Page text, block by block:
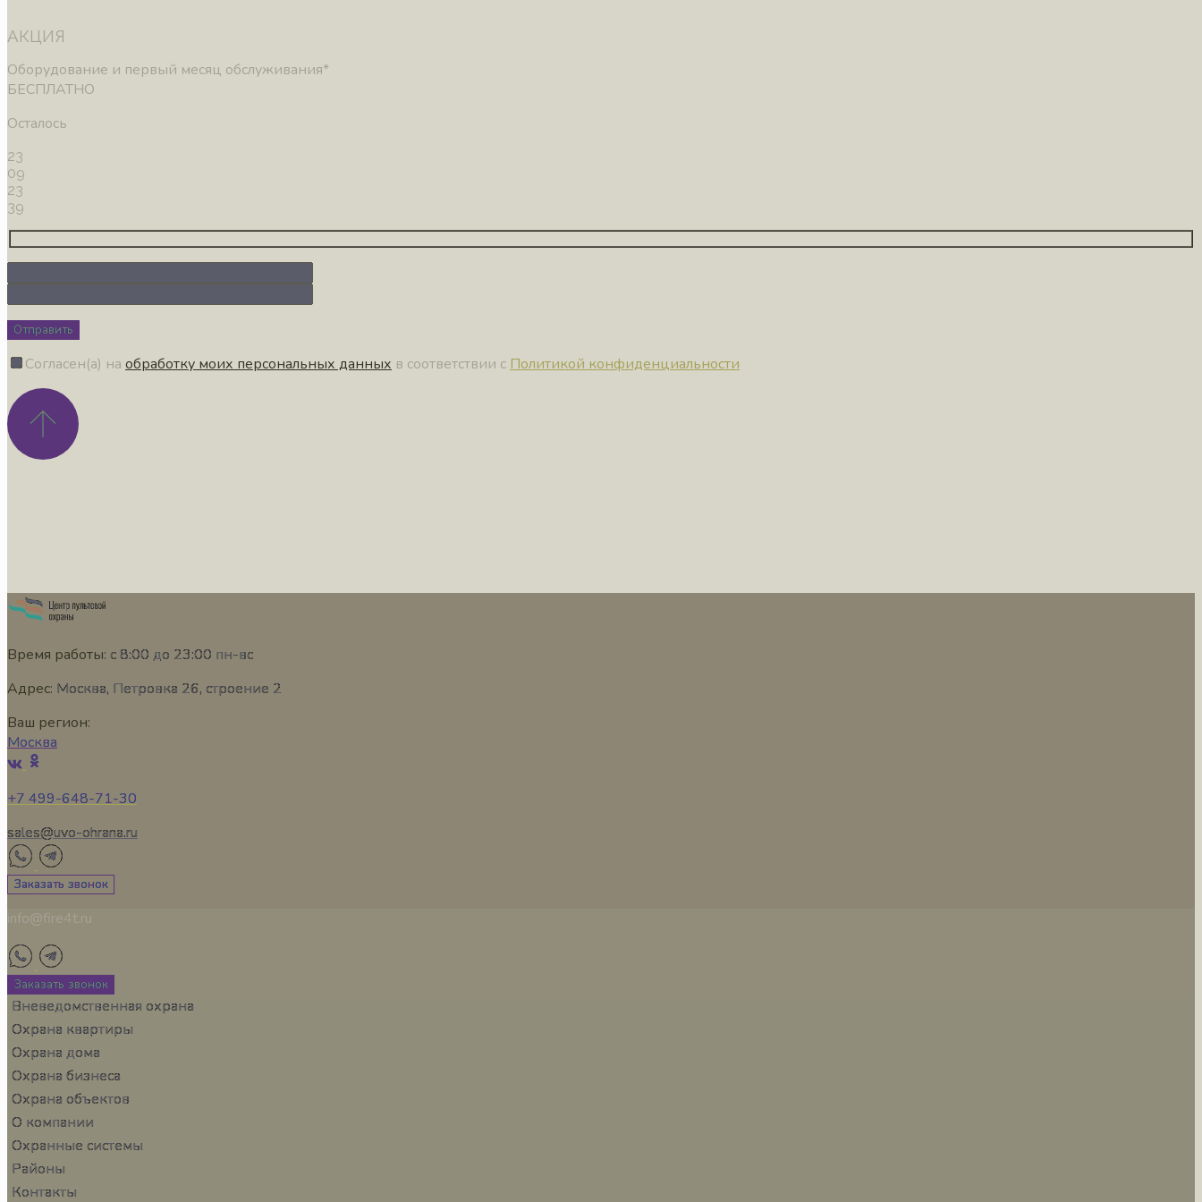
АКЦИЯ
Оборудование и первый месяц обслуживания*
БЕСПЛАТНО
Осталось
23
09
23
38
Отправить
Согласен(а) на обработку моих персональных данных в соответствии с Политикой конфиденциальности
Время работы: с 8:00 до 23:00 пн-вс
Адрес: Москва, Петровка 26, строение 2
Ваш регион:
Москва
+7 499-648-71-30
sales@uvo-ohrana.ru
Заказать звонок
info@fire4t.ru
Заказать звонок
Вневедомственная охрана
Охрана квартиры
Охрана дома
Охрана бизнеса
Охрана объектов
О компании
Охранные системы
Районы
Контакты